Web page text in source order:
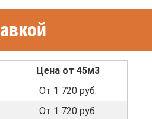
Цена от 45м3
От 1 720 руб.
От 1 720 руб.